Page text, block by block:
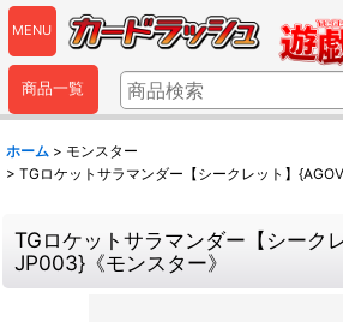
MENU
商品一覧
ホーム > モンスター
> TGロケットサラマンダー【シークレット】
TGロケットサラマンダー【シーク
JP003}《モンスター》